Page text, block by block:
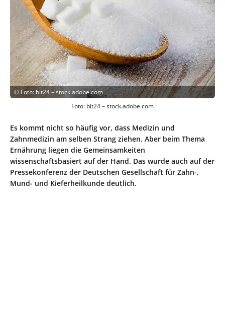
© Foto: bit24 – stock.adobe.com
Foto: bit24 – stock.adobe.com
Es kommt nicht so häufig vor, dass Medizin und
Zahnmedizin am selben Strang ziehen. Aber beim Thema
Ernährung liegen die Gemeinsamkeiten
wissenschaftsbasiert auf der Hand. Das wurde auch auf der
Pressekonferenz der Deutschen Gesellschaft für Zahn-,
Mund- und Kieferheilkunde deutlich.